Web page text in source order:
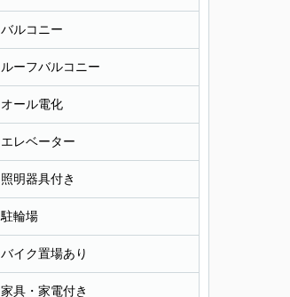
バルコニー
ルーフバルコニー
オール電化
エレベーター
照明器具付き
駐輪場
バイク置場あり
家具・家電付き